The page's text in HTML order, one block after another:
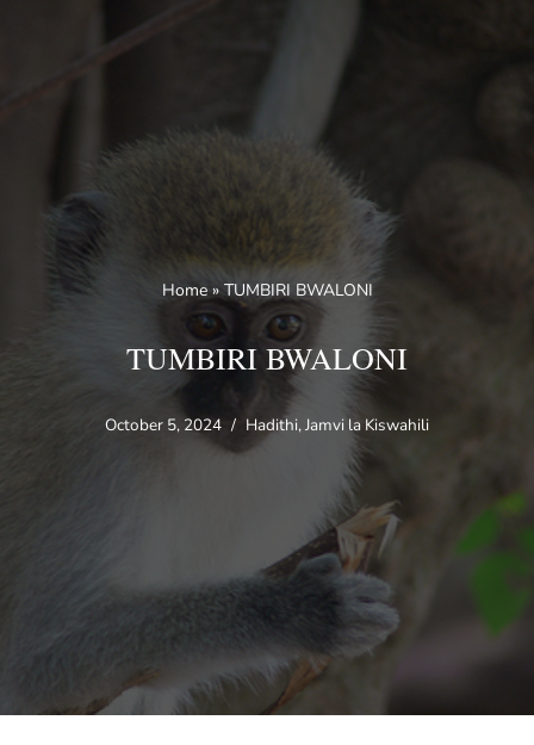
Home» TUMBIRI BWALONI
TUMBIRI BWALONI
October 5, 2024 Hadithi,Jamvi la Kiswahili